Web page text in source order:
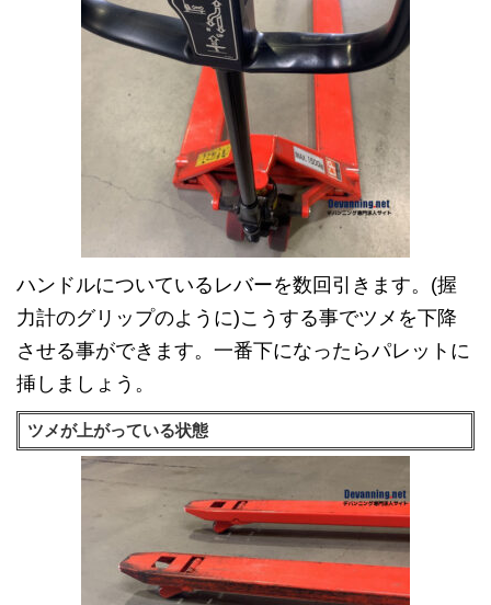
ハンドルについているレバーを数回引きます。(握
力計のグリップのように)こうする事でツメを下降
させる事ができます。一番下になったらパレットに
挿しましょう。
ツメが上がっている状態